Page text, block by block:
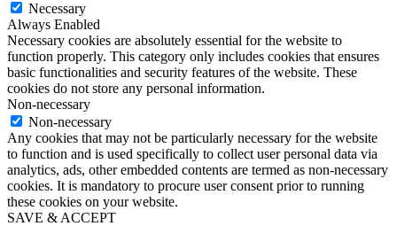
Necessary
Always Enabled
Necessary cookies are absolutely essential for the website to
function properly. This category only includes cookies that ensures
basic functionalities and security features of the website. These
cookies do not store any personal information.
Non-necessary
Non-necessary
Any cookies that may not be particularly necessary for the website
to function and is used specifically to collect user personal data via
analytics, ads, other embedded contents are termed as non-necessary
cookies. It is mandatory to procure user consent prior to running
these cookies on your website.
SAVE & ACCEPT